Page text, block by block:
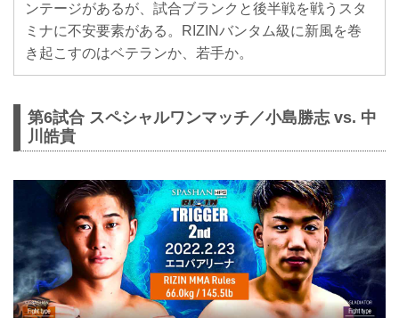
ンテージがあるが、試合ブランクと後半戦を戦うスタ
ミナに不安要素がある。RIZINバンタム級に新風を巻
き起こすのはベテランか、若手か。
第6試合 スペシャルワンマッチ／小島勝志 vs. 中
川皓貴